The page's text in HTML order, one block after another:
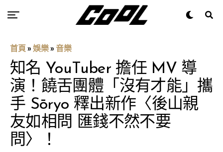
首頁 » 娛樂 » 音樂
知名 YouTuber 擔任 MV 導
演！饒舌團體「沒有才能」攜
手 Sōryo 釋出新作〈後山親
友如相問 匯錢不然不要
問〉！